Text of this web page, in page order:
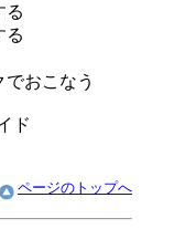
る
る
おこなう
ド
ページのトップへ